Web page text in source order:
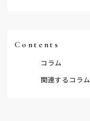
Contents
コラム
関連するコラム